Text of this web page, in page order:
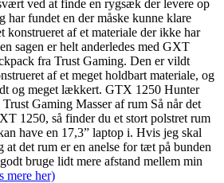
ved at finde en rygsæk der levere op
har fundet en der måske kunne klare
konstrueret af et materiale der ikke har
sagen er helt anderledes med GXT
fra Trust Gaming. Den er vildt
af et meget holdbart materiale, og
og meget lækkert. GTX 1250 Hunter
Gaming Masser af rum Så når det
1250, så finder du et stort polstret rum
have en 17,3” laptop i. Hvis jeg skal
at det rum er en anelse for tæt på bunden
bruge lidt mere afstand mellem min
her)